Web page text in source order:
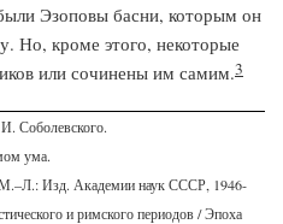
Эзоповы басни, которым он
Но, кроме этого, некоторые
или сочинены им самим.3
Соболевского.
ума.
М.–Л.: Изд. Академии наук СССР, 1946-
и римского периодов / Эпоха